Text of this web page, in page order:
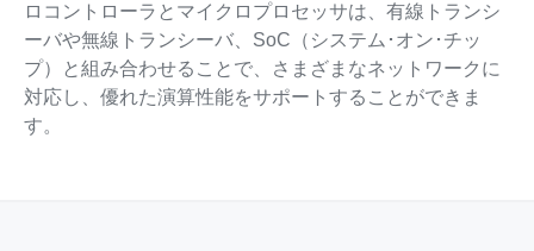
ロコントローラとマイクロプロセッサは、有線トランシ
ーバや無線トランシーバ、SoC（システム･オン･チッ
プ）と組み合わせることで、さまざまなネットワークに
対応し、優れた演算性能をサポートすることができま
す。